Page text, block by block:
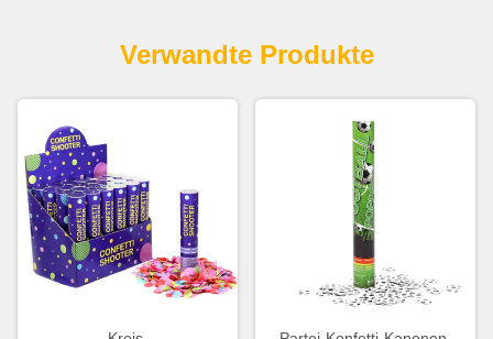
Verwandte Produkte